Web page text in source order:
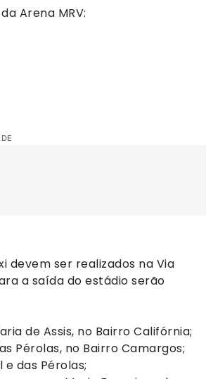
Arena MRV:
devem ser realizados na Via
a saída do estádio serão
de Assis, no Bairro Califórnia;
Pérolas, no Bairro Camargos;
das Pérolas;